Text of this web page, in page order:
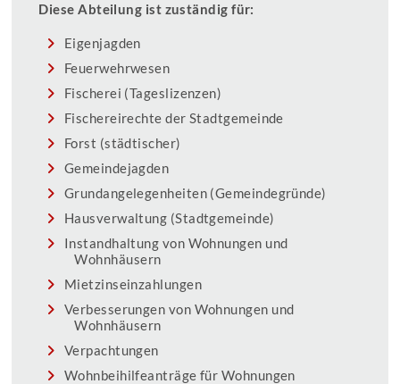
Diese Abteilung ist zuständig für:
Eigenjagden
Feuerwehrwesen
Fischerei (Tageslizenzen)
Fischereirechte der Stadtgemeinde
Forst (städtischer)
Gemeindejagden
Grundangelegenheiten (Gemeindegründe)
Hausverwaltung (Stadtgemeinde)
Instandhaltung von Wohnungen und
Wohnhäusern
Mietzinseinzahlungen
Verbesserungen von Wohnungen und
Wohnhäusern
Verpachtungen
Wohnbeihilfeanträge für Wohnungen